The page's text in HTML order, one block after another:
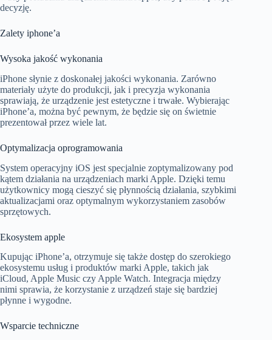
decyzję.
Zalety iphone’a
Wysoka jakość wykonania
iPhone słynie z doskonałej jakości wykonania. Zarówno
materiały użyte do produkcji, jak i precyzja wykonania
sprawiają, że urządzenie jest estetyczne i trwałe. Wybierając
iPhone’a, można być pewnym, że będzie się on świetnie
prezentował przez wiele lat.
Optymalizacja oprogramowania
System operacyjny iOS jest specjalnie zoptymalizowany pod
kątem działania na urządzeniach marki Apple. Dzięki temu
użytkownicy mogą cieszyć się płynnością działania, szybkimi
aktualizacjami oraz optymalnym wykorzystaniem zasobów
sprzętowych.
Ekosystem apple
Kupując iPhone’a, otrzymuje się także dostęp do szerokiego
ekosystemu usług i produktów marki Apple, takich jak
iCloud, Apple Music czy Apple Watch. Integracja między
nimi sprawia, że korzystanie z urządzeń staje się bardziej
płynne i wygodne.
Wsparcie techniczne